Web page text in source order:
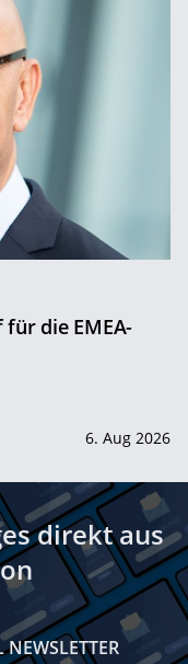
die EMEA-
6. Aug 2026
direkt aus